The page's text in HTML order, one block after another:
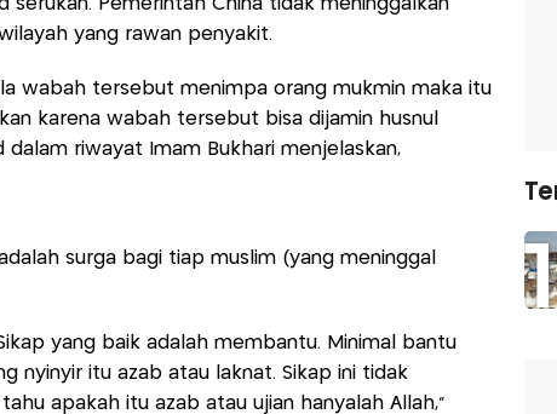
serukan. Pemerintah China tidak meninggalkan
yang rawan penyakit.
wabah tersebut menimpa orang mukmin maka itu
karena wabah tersebut bisa dijamin husnul
dalam riwayat Imam Bukhari menjelaskan,
surga bagi tiap muslim (yang meninggal
yang baik adalah membantu. Minimal bantu
nyinyir itu azab atau laknat. Sikap ini tidak
apakah itu azab atau ujian hanyalah Allah,”